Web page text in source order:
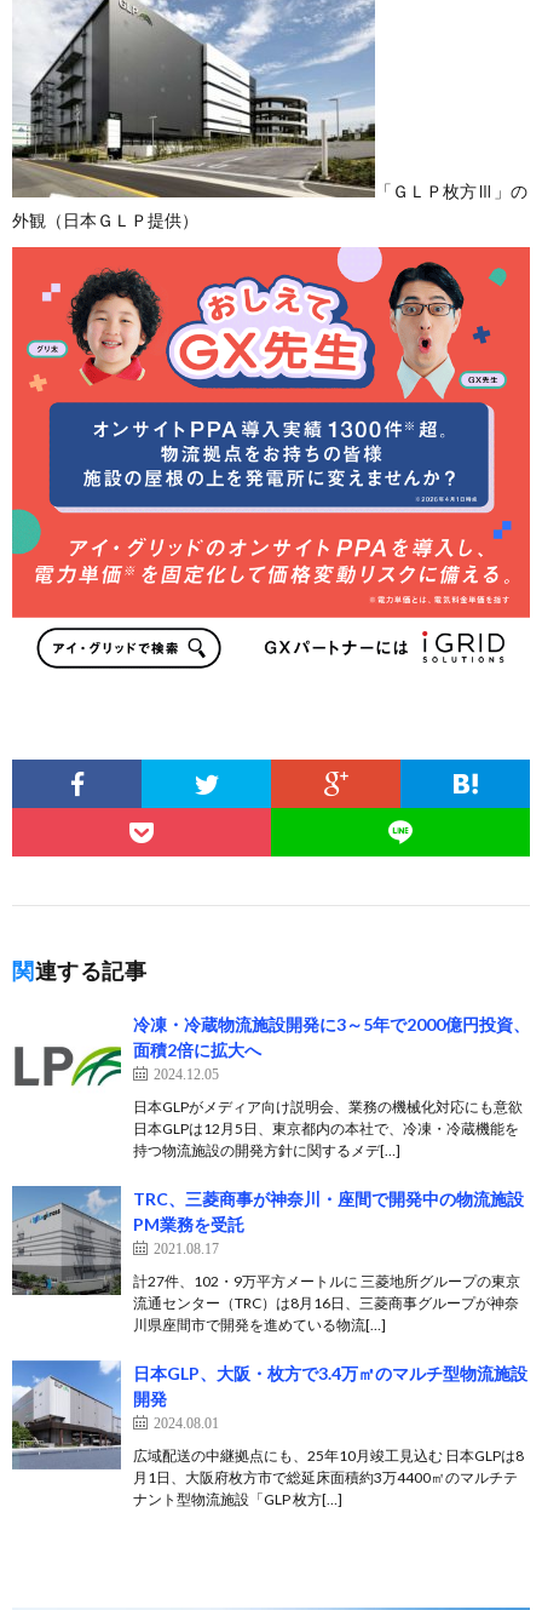
「ＧＬＰ枚方Ⅲ」の
外観（日本ＧＬＰ提供）
関連する記事
冷凍・冷蔵物流施設開発に3～5年で2000億円投資、
面積2倍に拡大へ
2024.12.05
日本GLPがメディア向け説明会、業務の機械化対応にも意欲
日本GLPは12月5日、東京都内の本社で、冷凍・冷蔵機能を
持つ物流施設の開発方針に関するメデ[…]
TRC、三菱商事が神奈川・座間で開発中の物流施設
PM業務を受託
2021.08.17
計27件、102・9万平方メートルに 三菱地所グループの東京
流通センター（TRC）は8月16日、三菱商事グループが神奈
川県座間市で開発を進めている物流[…]
日本GLP、大阪・枚方で3.4万㎡のマルチ型物流施設
開発
2024.08.01
広域配送の中継拠点にも、25年10月竣工見込む 日本GLPは8
月1日、大阪府枚方市で総延床面積約3万4400㎡のマルチテ
ナント型物流施設「GLP 枚方[…]